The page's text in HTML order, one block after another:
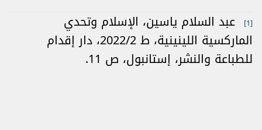
[1]
عبد السلام ياسين، الإسلام وتحدي
الماركسية اللينينية، ط 2022/2، دار إقدام
للطباعة والنشر، إستانبول، ص 11.